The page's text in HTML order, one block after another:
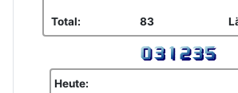
Total: 83
Heute: